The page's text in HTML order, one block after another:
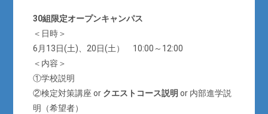
30組限定オープンキャンパス
＜日時＞
6月13日(土)、20日(土） 10:00～12:00
＜内容＞
①学校説明
②検定対策講座 orクエストコース説明 or 内部進学説
明（希望者）